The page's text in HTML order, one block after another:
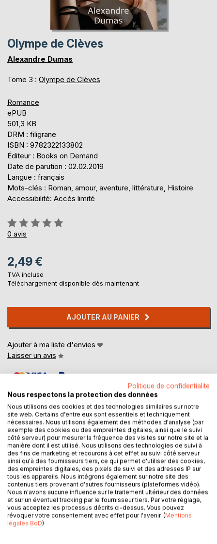
Olympe de Clèves
Alexandre Dumas
Tome 3 : Olympe de Clèves
Romance
ePUB
501,3 KB
DRM : filigrane
ISBN : 9782322133802
Éditeur : Books on Demand
Date de parution : 02.02.2019
Langue : français
Mots-clés : Roman, amour, aventure, littérature, Histoire
Accessibilité: Accès limité
Évaluation:
0%
0 avis
2,49 €
TVA incluse
Téléchargement disponible dès maintenant
AJOUTER AU PANIER
Ajouter à ma liste d'envies
Laisser un avis
DESCRIPTION
Olympe de clèves compte parmi les grands romans de
dumas tombés pour un temps dans l'oubli : c'est le roman
de l'amour fou, de la passion exacerbée qui mène à toutes
les extrémités, le roman oú le théâtre et la vie se donnent
sans cesse la réplique. Louis xv, qui a vingt ans, s'ennuie.
il lui faut une maîtresse. celui qui la lui procurera aura prise
sur le coeur et la raison du jeune roi. le duc de richelieu
Politique de confidentialité
Nous respectons la protection des données
Nous utilisons des cookies et des technologies similaires sur notre
site web. Certains d'entre eux sont essentiels et techniquement
nécessaires. Nous utilisons également des méthodes d'analyse (par
exemple des cookies ou des empreintes digitales, ainsi que le suivi
côté serveur) pour mesurer la fréquence des visites sur notre site et la
manière dont il est utilisé. Nous utilisons des technologies de suivi à
des fins de marketing et recourons à cet effet au suivi côté serveur
ainsi qu'à des fournisseurs tiers, ce qui permet d'utiliser des cookies,
des empreintes digitales, des pixels de suivi et des adresses IP sur
tous les appareils. Nous intégrons également sur notre site des
contenus tiers provenant d'autres fournisseurs (plateformes vidéo).
Nous n'avons aucune influence sur le traitement ultérieur des données
et sur un éventuel tracking par le fournisseur tiers. Par votre réglage,
vous acceptez les processus décrits ci-dessus. Vous pouvez
révoquer votre consentement avec effet pour l'avenir. (Mentions
légales BoD)